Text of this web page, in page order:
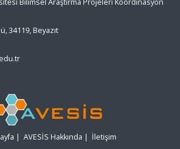
Bilimsel Araştırma Projeleri Koordinasyon
34119, Beyazıt
| AVESİS Hakkında | İletişim